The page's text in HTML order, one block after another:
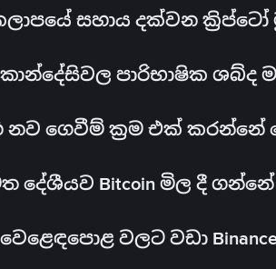
සහාය දක්වන
පාරිභාෂික ශබ්ද
හි නව ගෙවීම් ක්‍රම එක් කරන්නේ
මත දේශීයව Bitcoin මිල දී
වලට වඩා